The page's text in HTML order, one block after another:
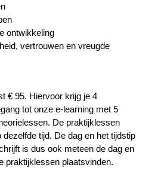
ontwikkeling
vertrouwen en vreugde
€ 95. Hiervoor krijg je 4
tot onze e-learning met 5
De praktijklessen
tijd. De dag en het tijdstip
is dus ook meteen de dag en
praktijklessen plaatsvinden.